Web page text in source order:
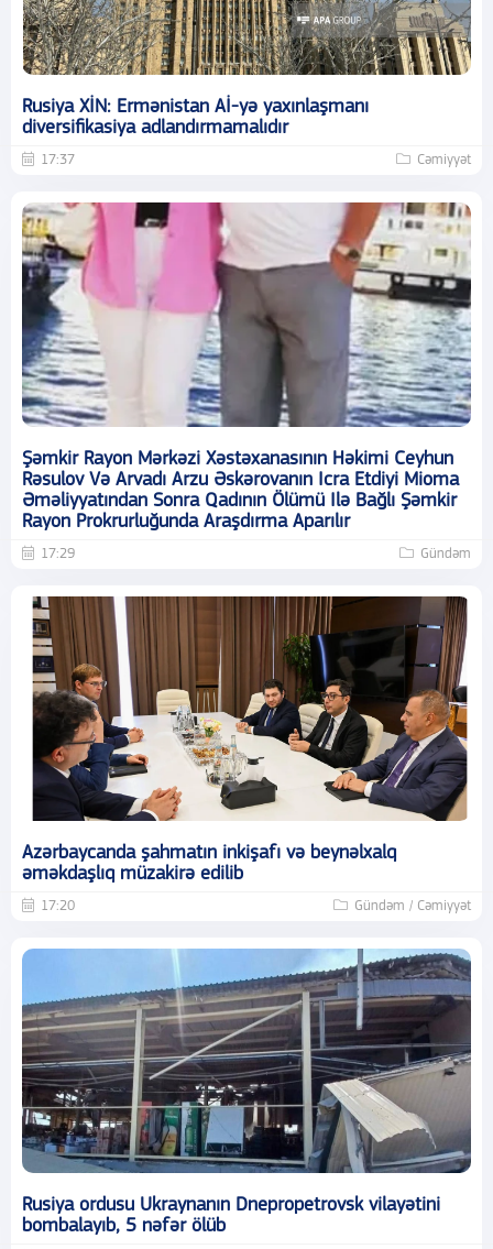
Rusiya XİN: Ermənistan Aİ-yə yaxınlaşmanı
diversifikasiya adlandırmamalıdır
17:37 Cəmiyyət
Şəmkir Rayon Mərkəzi Xəstəxanasının Həkimi Ceyhun
Rəsulov Və Arvadı Arzu Əskərovanın Icra Etdiyi Mioma
Əməliyyatından Sonra Qadının Ölümü Ilə Bağlı Şəmkir
Rayon Prokrurluğunda Araşdırma Aparılır
17:29 Gündəm
Azərbaycanda şahmatın inkişafı və beynəlxalq
əməkdaşlıq müzakirə edilib
17:20 Gündəm / Cəmiyyət
Rusiya ordusu Ukraynanın Dnepropetrovsk vilayətini
bombalayıb, 5 nəfər ölüb